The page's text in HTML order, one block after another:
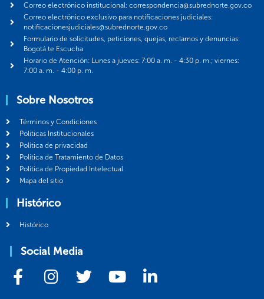
Correo electrónico institucional: correspondencia@subrednorte.gov.co
Correo electrónico exclusivo para notificaciones judiciales:
notificacionesjudiciales@subrednorte.gov.co
Formulario de solicitudes, peticiones, quejas, reclamos y denuncias:
Bogotá te Escucha
Horario de Atención: Lunes a jueves: 7:00 a. m. - 4:30 p. m.; viernes:
7:00 a. m. - 4:00 p. m.
Sobre Nosotros
Términos y Condiciones
Politicas Institucionales
Política de privacidad
Política de Tratamiento de Datos
Política de Propiedad Intelectual
Mapa del sitio
Histórico
Histórico
Social Media